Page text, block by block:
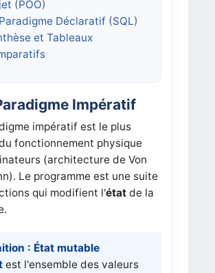
(POO)
Déclaratif (SQL)
et Tableaux
Impératif
impératif est le plus
fonctionnement physique
(architecture de Von
Le programme est une suite
qui modifient l'étatde la
: État mutable
est l'ensemble des valeurs